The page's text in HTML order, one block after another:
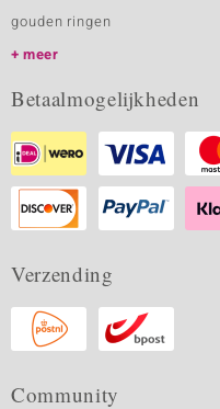
gouden ringen
meer
Betaalmogelijkheden
Verzending
Community